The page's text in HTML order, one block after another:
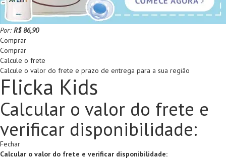
Por: R$ 86,90
Comprar
Comprar
Calcule o frete
Calcule o valor do frete e prazo de entrega para a sua região
Flicka Kids
Calcular o valor do frete e
verificar disponibilidade:
Fechar
Calcular o valor do frete e verificar disponibilidade: